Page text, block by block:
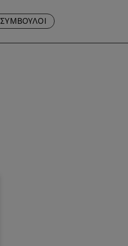
ΣΥΜΒΟΥΛΟΙ